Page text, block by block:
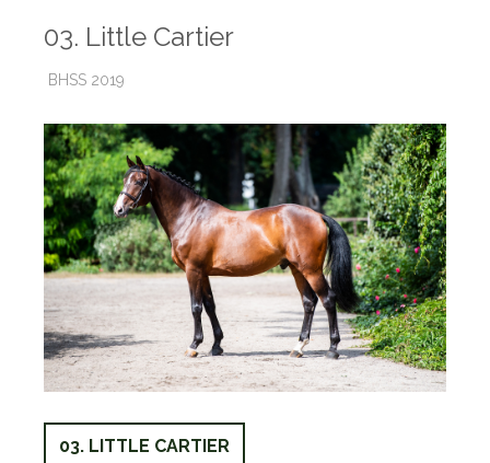
03. Little Cartier
BHSS 2019
03. LITTLE CARTIER